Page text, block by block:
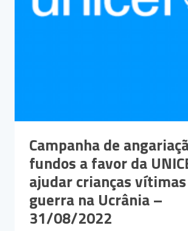
Campanha de
fundos a favor da
ajudar crianças
guerra na Ucrânia –
31/08/2022